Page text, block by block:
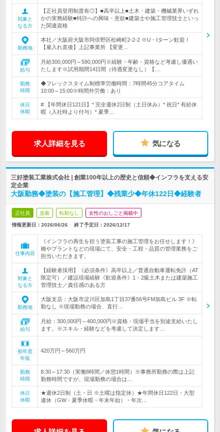
対象と
なる方
【正社員登用制度有◎】■高卒以上■土木・建築・機械業界いずれ
かの実務経験■特許への興味・意欲■建築士や施工管理技士といっ
た関連資格
勤務地
本社／大阪府大阪市阿倍野区松崎町2-2-2 ※U・Iターン歓迎！
【雇入れ直後】上記事業所 【変更…
給与
月給300,000円～590,000円※経験・年齢・資格など考慮し優遇い
たします※試用期間14日間（待遇変更なし）【…
勤務
時間
◆フレックスタイム制標準労働時間：7時間45分コアタイム
10:00～15:00※時間外労働：あり
休日
休暇
# 【年間休日121日】* 完全週休2日制（土日休み）* 祝日* 有給休
暇（入社時より付与）* 夏季…
求人詳細を見る 気になる
三好塗装工業株式会社 | 創業100年以上の歴史と信頼◆インフラを支える安
定企業
大阪勤務◆塗装の【施工管理】◆残業少◆年休122日◆経験者
正社員 急募 転勤なし 女性のおしごと掲載中
情報更新日：2026/06/26 終了予定日： 2026/12/17
仕事内容
《インフラの再生を担う塗装工事の施工管理をお任せします！》
橋やプラントなどの現場にて、安全・工程・品質の管理業務をご
担当いただきます。
対象と
なる方
【経験者採用】《必須条件》高卒以上／普通自動車運転免許（AT
限定可）／建設現場経験《歓迎条件》1・2級土木または建築施工
管理技士／責任感のある方
勤務地
大阪支店：大阪市淀川区加島1丁目37番56号FM加島ビル 3F ※転
勤なし ※現場勤務の場合、直行…
給与
月給：300,000円～400,000円※資格・現場手当を別途支給いたし
ます。※スキル・経験などを考慮して決定します…
初年度
年収
420万円～560万円
勤務
時間
8:30～17:30（実働8時間／休憩1時間）※事務所勤務の際は上記
勤務時間ですが、現場勤務の場合は…
休日
休暇
★週休2日制（土・日 ※土曜は指定休）★年間休日122日・大型
連休（GW・夏季休暇・年末年始）・年次…